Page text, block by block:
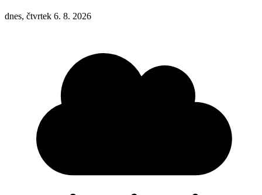
dnes, čtvrtek 6. 8. 2026